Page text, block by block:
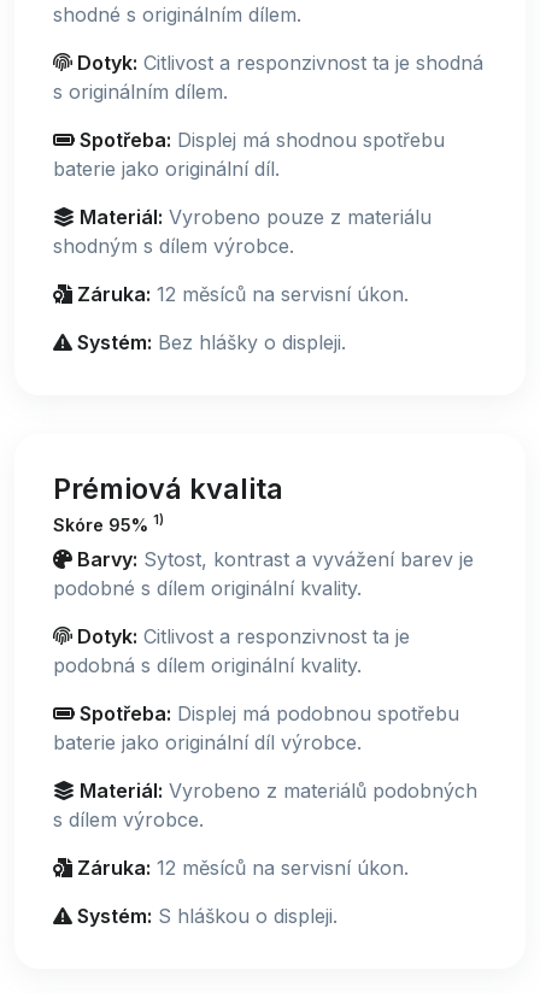
shodné s originálním dílem.
Dotyk: Citlivost a responzivnost ta je shodná
s originálním dílem.
Spotřeba: Displej má shodnou spotřebu
baterie jako originální díl.
Materiál: Vyrobeno pouze z materiálu
shodným s dílem výrobce.
Záruka: 12 měsíců na servisní úkon.
Systém: Bez hlášky o displeji.
Prémiová kvalita
Skóre 95% 1)
Barvy: Sytost, kontrast a vyvážení barev je
podobné s dílem originální kvality.
Dotyk: Citlivost a responzivnost ta je
podobná s dílem originální kvality.
Spotřeba: Displej má podobnou spotřebu
baterie jako originální díl výrobce.
Materiál: Vyrobeno z materiálů podobných
s dílem výrobce.
Záruka: 12 měsíců na servisní úkon.
Systém: S hláškou o displeji.